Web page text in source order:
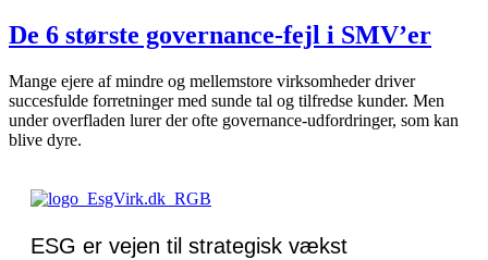
De 6 største governance-fejl i SMV’er
Mange ejere af mindre og mellemstore virksomheder driver
succesfulde forretninger med sunde tal og tilfredse kunder. Men
under overfladen lurer der ofte governance-udfordringer, som kan
blive dyre.
ESG er vejen til strategisk vækst